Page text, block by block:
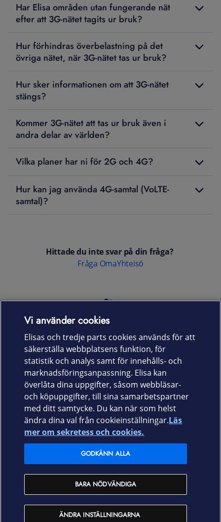
Har Elisa områden utan fungerande nät
efter att 3G-nätet tagits ur bruk?
Hur förhindras överbelastning på det
övriga nätet, när 3G-nätet tas ur bruk?
Hur sker informationen om att 3G-nätet
stängs?
Kommer 3G-nätet att tas ur bruk även i
andra delar av världen?
Vilka planer har ni för 2G och 4G?
Hur kan jag använda 4G-samtal (VoLTE-
samtal)?
Hittade du inte svar på din fråga?
Fråga OmaYhteisö
Laitteet & liittymät
Palvelut
Ajankohtaista
Elisa Oyj
Vi använder cookies
Elisas och tredje parts cookies används för att
säkerställa webbplatsens funktion, för
statistik och analys samt för innehålls- och
marknadsföringsanpassning. Elisa kan
överlåta dina uppgifter, såsom webbläsar-
och köpuppgifter, till sina samarbetspartner
med ditt samtycke. Du kan när som helst
ändra dina val från cookieinställningar.Läs
mer om sekretess och cookies.
ÄNDRA INSTÄLLNINGARNA
BARA NÖDVÄNDIGA
GODKÄNN ALLA